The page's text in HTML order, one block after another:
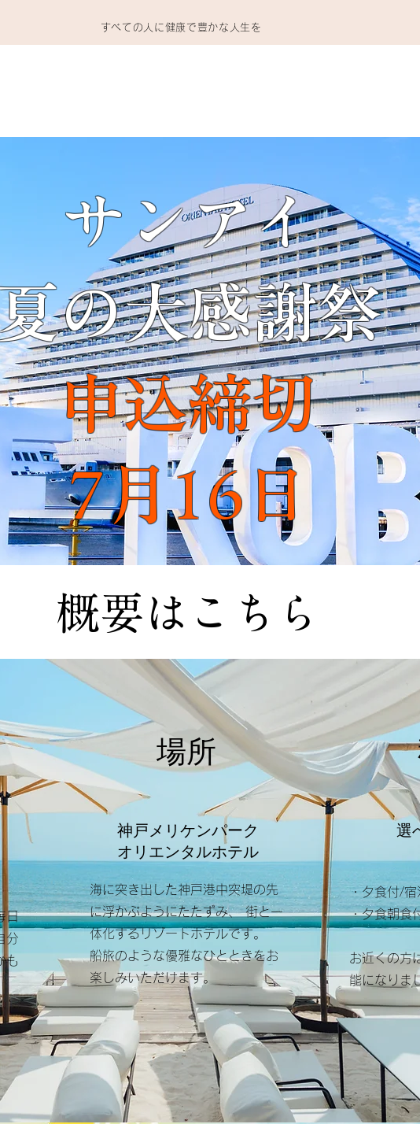
​すべての人に健康で豊かな人生を
サンアイ
の大感謝祭
申込締切
7月16日
​概要はこちら
日
分
も
​場所
​神戸メリケンパーク
オリエンタルホテル
​海に突き出した神戸港中突堤の先
に浮かぶようにたたずみ、 街と一
体化するリゾートホテルです。
船旅のような優雅なひとときをお
楽しみいただけます。
選
・夕食付/
・夕食朝食
お近くの方
能になりま